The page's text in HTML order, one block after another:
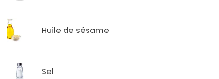
Huile de sésame
Sel